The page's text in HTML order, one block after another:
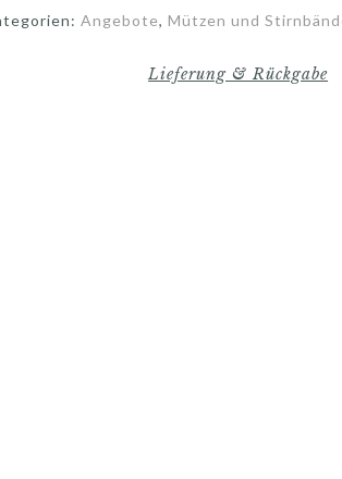
Angebote,Mützen und
Lieferung & Rückgabe